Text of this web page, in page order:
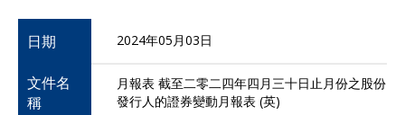
日期 2024年05月03日
文件名
稱
月報表 截至二零二四年四月三十日止月份之股份
發行人的證券變動月報表 (英)